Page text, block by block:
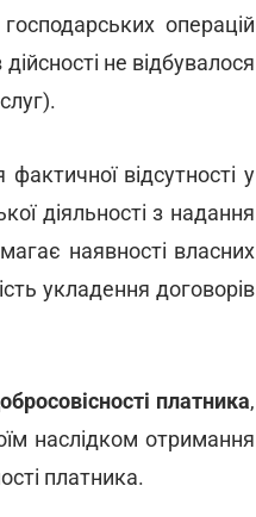
операцій
не відбувалося
відсутності у
діяльності з надання
наявності власних
укладення договорів
платника,
наслідком отримання
платника.